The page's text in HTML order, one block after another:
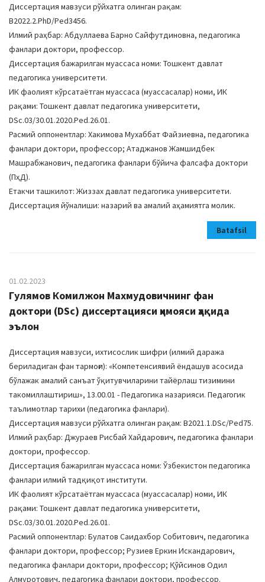
Диссертация мавзуси рўйхатга олинган рақам:
В2022.2.PhD/Ped3456.
Илмий раҳбар: Aбдуллаева Барно Сайфутдиновна, педагогика
фанлари доктори, профессор.
Диссертация бажарилган муассаса номи: Тошкент давлат
педагогика университети.
ИК фаолият кўрсатаётган муассаса (муассасалар) номи, ИК
рақами: Тошкент давлат педагогика университети,
DSc.03/30.01.2020.Ped.26.01.
Расмий оппонентлар: Хакимова Мухаббат Файзиевна, педагогика
фанлари доктори, профессор; Aтаджанов Жамшидбек
Машрабжанович, педагогика фанлари бўйича фалсафа доктори
(ПҳД).
Етакчи ташкилот: Жиззах давлат педагогика университети.
Диссертация йўналиши: назарий ва амалий аҳамиятга молик.
Batafsil
01.02.2023
Гулямов Комилжон Махмудовичнинг фан
доктори (DSc) диссертацияси ҳимояси ҳақида
эълон
Диссертация мавзуси, ихтисослик шифри (илмий даража
бериладиган фан тармоғи): «Компетенсиявий ёндашув асосида
бўлажак амалий санъат ўқитувчиларини тайёрлаш тизимини
такомиллаштириш», 13.00.01 - Педагогика назарияси. Педагогик
таълимотлар тарихи (педагогика фанлари).
Диссертация мавзуси рўйхатга олинган рақам: B2021.1.DSc/Ped75.
Илмий раҳбар: Джураев Рисбай Хайдарович, педагогика фанлари
доктори, профессор.
Диссертация бажарилган муассаса номи: Ўзбекистон педагогика
фанлари илмий тадқиқот институти.
ИК фаолият кўрсатаётган муассаса (муассасалар) номи, ИК
рақами: Тошкент давлат педагогика университети,
DSc.03/30.01.2020.Ped.26.01.
Расмий оппонентлар: Булатов Саидахбор Собитович, педагогика
фанлари доктори, профессор; Рузиев Еркин Искандарович,
педагогика фанлари доктори, профессор; Қўйсинов Одил
Aлмуротович, педагогика фанлари доктори, профессор.